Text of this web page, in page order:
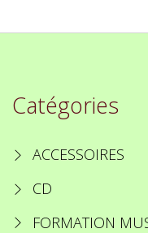
Catégories
ACCESSOIRES
CD
FORMATION